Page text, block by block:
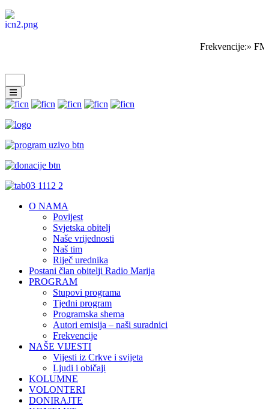
Frekvencije:»
O NAMA
Povijest
Svjetska obitelj
Naše vrijednosti
Naš tim
Riječ urednika
Postani član obitelji Radio Marija
PROGRAM
Stupovi programa
Tjedni program
Programska shema
Autori emisija – naši suradnici
Frekvencije
NAŠE VIJESTI
Vijesti iz Crkve i svijeta
Ljudi i običaji
KOLUMNE
VOLONTERI
DONIRAJTE